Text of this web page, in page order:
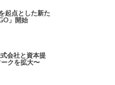
起点とした新た
」開始
会社と資本提
クを拡大〜